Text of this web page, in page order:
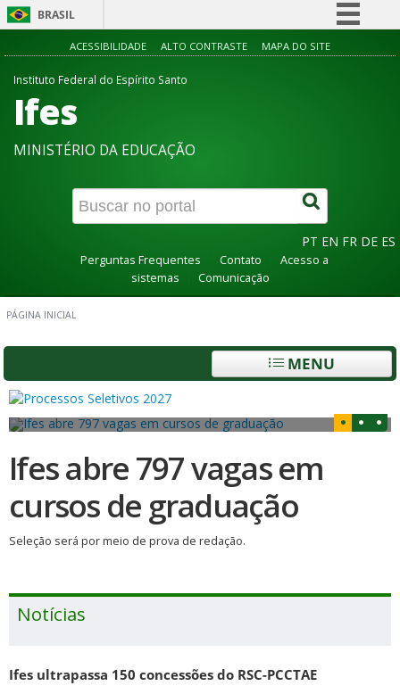
BRASIL
Simplifique!
Canais
ACESSIBILIDADE ALTO CONTRASTE MAPA DO SITE
Instituto Federal do Espírito Santo
Ifes
MINISTÉRIO DA EDUCAÇÃO
PT EN FR DE ES
Perguntas Frequentes Contato
Acesso a
sistemas
Comunicação
PÁGINA INICIAL
MENU
Ifes abre 797 vagas em
cursos de graduação
Seleção será por meio de prova de redação.
Notícias
Ifes ultrapassa 150 concessões do RSC-PCCTAE